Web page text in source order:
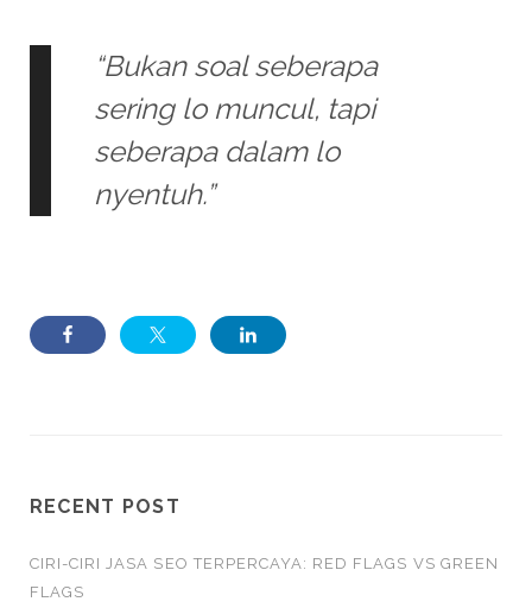
“Bukan soal seberapa
sering lo muncul, tapi
seberapa dalam lo
nyentuh.”
RECENT POST
CIRI-CIRI JASA SEO TERPERCAYA: RED FLAGS VS GREEN
FLAGS